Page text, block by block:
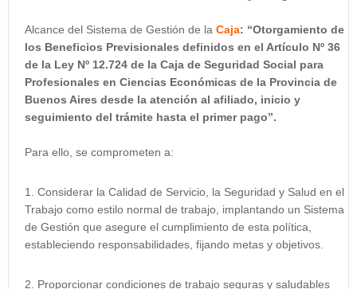
Alcance del Sistema de Gestión de la Caja: “Otorgamiento de
los Beneficios Previsionales definidos en el Artículo Nº 36
de la Ley Nº 12.724 de la Caja de Seguridad Social para
Profesionales en Ciencias Económicas de la Provincia de
Buenos Aires desde la atención al afiliado, inicio y
seguimiento del trámite hasta el primer pago”.
Para ello, se comprometen a:
Considerar la Calidad de Servicio, la Seguridad y Salud en el
Trabajo como estilo normal de trabajo, implantando un Sistema
de Gestión que asegure el cumplimiento de esta política,
estableciendo responsabilidades, fijando metas y objetivos.
Proporcionar condiciones de trabajo seguras y saludables